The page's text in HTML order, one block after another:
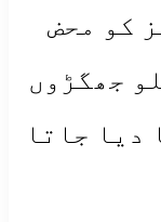
کو محض
جھگڑوں
دیا جاتا